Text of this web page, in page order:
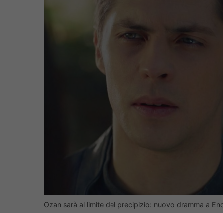
Ozan sarà al limite del precipizio: nuovo dramma a